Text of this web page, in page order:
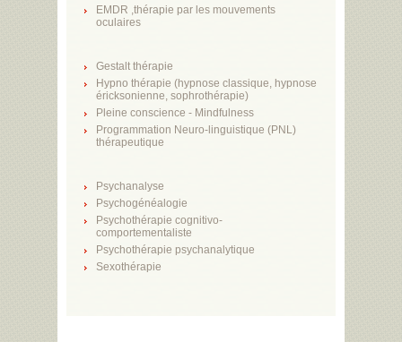
EMDR ,thérapie par les mouvements
oculaires
Gestalt thérapie
Hypno thérapie (hypnose classique, hypnose
éricksonienne, sophrothérapie)
Pleine conscience - Mindfulness
Programmation Neuro-linguistique (PNL)
thérapeutique
Psychanalyse
Psychogénéalogie
Psychothérapie cognitivo-
comportementaliste
Psychothérapie psychanalytique
Sexothérapie